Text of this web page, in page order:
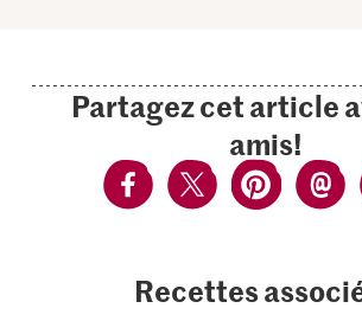
Partagez cet article
amis!
Recettes